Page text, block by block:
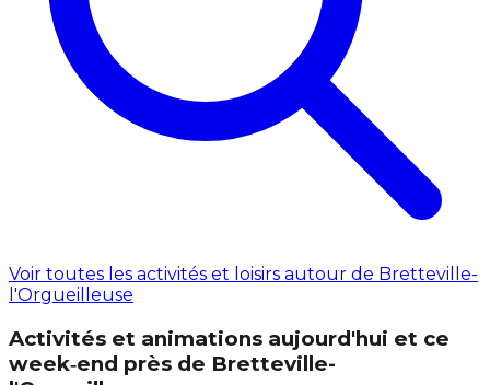
Voir toutes les activités et loisirs autour de Bretteville-
l'Orgueilleuse
Activités et animations aujourd'hui et ce
week‑end près de Bretteville-